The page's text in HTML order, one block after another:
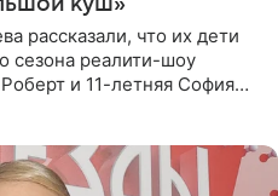
рассказали, что их дети
сезона реалити-шоу
и 11-летняя София